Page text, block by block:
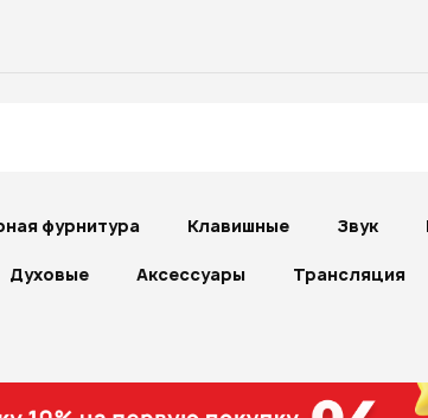
фурнитура Клавишные Звук
Духовые Аксессуары Трансляция